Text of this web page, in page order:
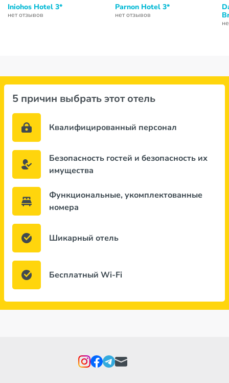
Iniohos Hotel 3*
нет отзывов
Parnon Hotel 3*
нет отзывов
5 причин выбрать этот отель
Квалифицированный персонал
Безопасность гостей и безопасность их
имущества
Функциональные, укомплектованные
номера
Шикарный отель
Бесплатный Wi-Fi